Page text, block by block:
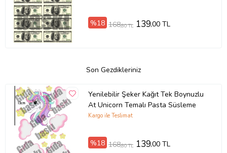
%18 168,80 TL 139,00 TL
Son Gezdikleriniz
Yenilebilir Şeker Kağıt Tek Boynuzlu
At Unicorn Temalı Pasta Süsleme
Kargo ile Teslimat
%18 168,80 TL 139,00 TL